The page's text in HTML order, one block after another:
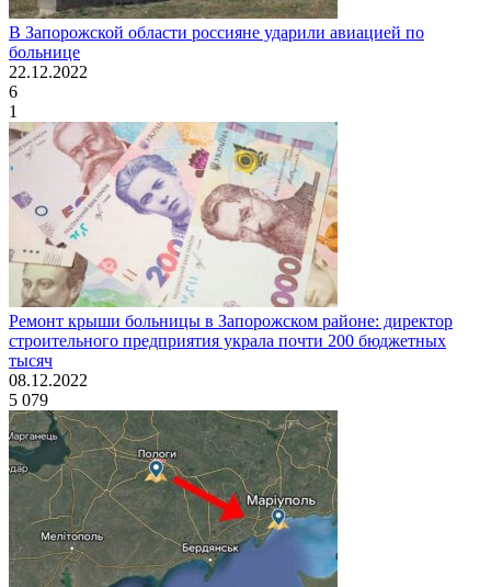
В Запорожской области россияне ударили авиацией по
больнице
22.12.2022
6
1
Ремонт крыши больницы в Запорожском районе: директор
строительного предприятия украла почти 200 бюджетных
тысяч
08.12.2022
5 079